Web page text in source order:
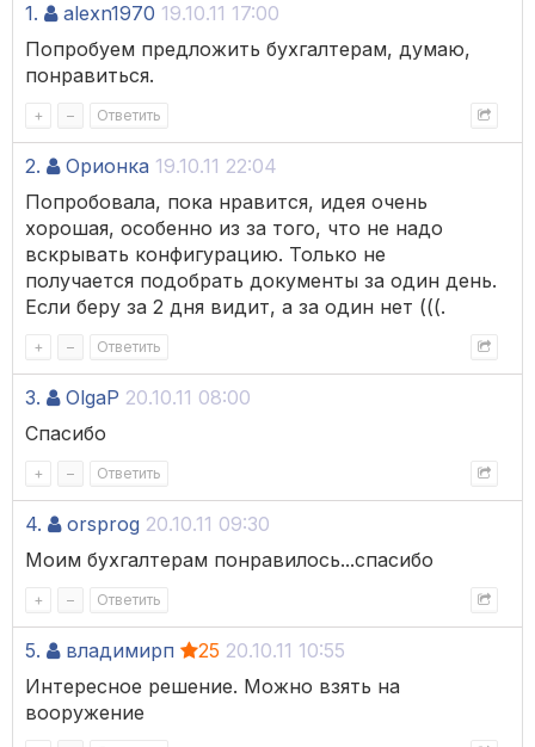
1. alexn1970 19.10.11 17:00
Попробуем предложить бухгалтерам, думаю,
понравиться.
+ – Ответить
2. Орионка 19.10.11 22:04
Попробовала, пока нравится, идея очень
хорошая, особенно из за того, что не надо
вскрывать конфигурацию. Только не
получается подобрать документы за один день.
Если беру за 2 дня видит, а за один нет (((.
+ – Ответить
3. OlgaP 20.10.11 08:00
Спасибо
+ – Ответить
4. orsprog 20.10.11 09:30
Моим бухгалтерам понравилось...спасибо
+ – Ответить
5. владимирп 25 20.10.11 10:55
Интересное решение. Можно взять на
вооружение